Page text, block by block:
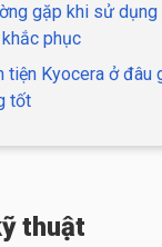
gặp khi sử dụng
phục
tiện Kyocera ở đâu
tốt
thuật